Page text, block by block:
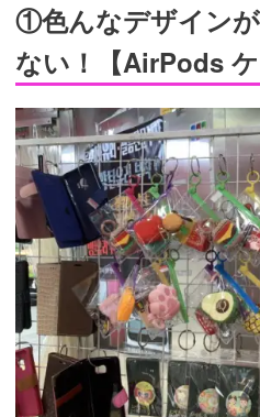
①色んなデザイン
ない！【AirPods ケ